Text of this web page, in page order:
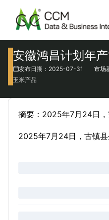
安徽鸿昌计划年
发布日期：2025-07-31
市场
玉米产品
摘要：2025年7月24日，
2025年7月24日，古镇